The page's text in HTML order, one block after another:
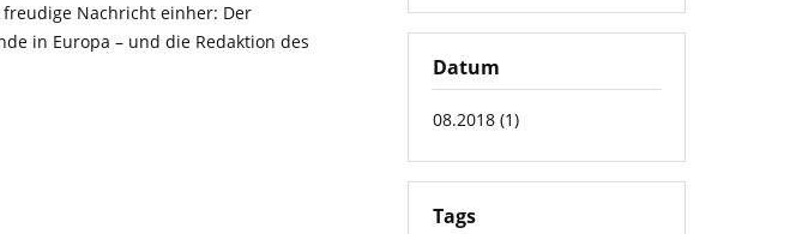
Datum
08.2018 (1)
Tags
freudige Nachricht einher: Der
in Europa – und die Redaktion des